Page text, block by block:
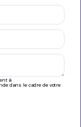
à
dans le cadre de votre